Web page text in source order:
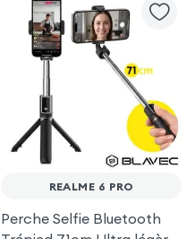
REALME 6 PRO
Perche Selfie Bluetooth